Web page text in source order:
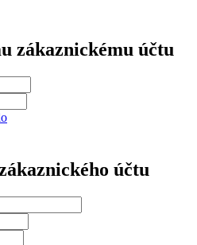
zákaznickému účtu
účtu